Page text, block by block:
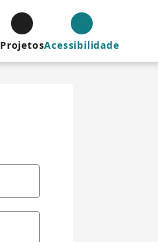
ProjetosAcessibilidade